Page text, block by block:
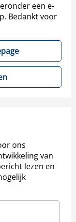
een e-
Bedankt voor
ons
van
lezen en